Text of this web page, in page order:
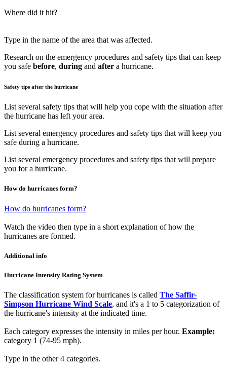
Where did it hit?
Type in the name of the area that was affected.
Research on the emergency procedures and safety tips that can keep
you safe before, during and after a hurricane.
Safety tips after the hurricane
List several safety tips that will help you cope with the situation after
the hurricane has left your area.
List several emergency procedures and safety tips that will keep you
safe during a hurricane.
List several emergency procedures and safety tips that will prepare
you for a hurricane.
How do hurricanes form?
How do hurricanes form?
Watch the video then type in a short explanation of how the
hurricanes are formed.
Additional info
Hurricane Intensity Rating System
The classification system for hurricanes is called The Saffir-
Simpson Hurricane Wind Scale, and it's a 1 to 5 categorization of
the hurricane's intensity at the indicated time.
Each category expresses the intensity in miles per hour. Example:
category 1 (74-95 mph).
Type in the other 4 categories.